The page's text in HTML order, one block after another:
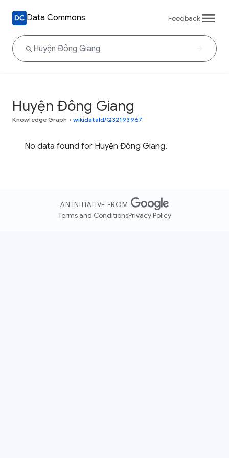
Data Commons Feedback
Huyện Đông Giang
Knowledge Graph • wikidataId/Q32193967
No data found for Huyện Đông Giang.
AN INITIATIVE FROM
Terms and ConditionsPrivacy Policy